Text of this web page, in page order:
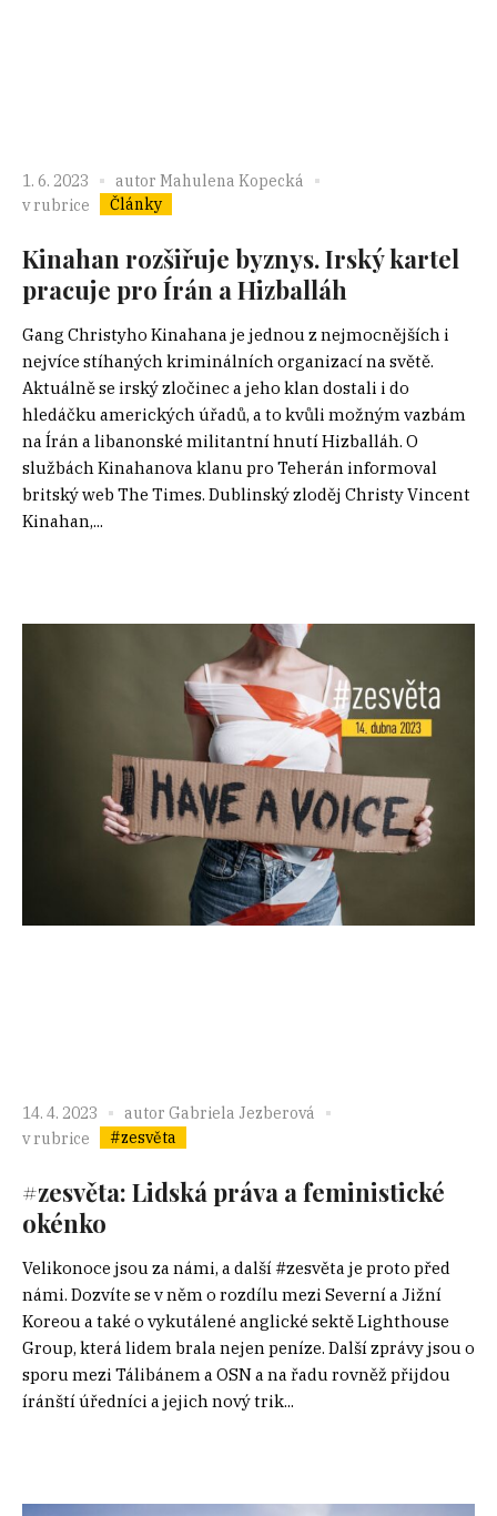
1. 6. 2023 autor Mahulena Kopecká
v rubrice
Články
Kinahan rozšiřuje byznys. Irský kartel
pracuje pro Írán a Hizballáh
Gang Christyho Kinahana je jednou z nejmocnějších i
nejvíce stíhaných kriminálních organizací na světě.
Aktuálně se irský zločinec a jeho klan dostali i do
hledáčku amerických úřadů, a to kvůli možným vazbám
na Írán a libanonské militantní hnutí Hizballáh. O
službách Kinahanova klanu pro Teherán informoval
britský web The Times. Dublinský zloděj Christy Vincent
Kinahan,...
14. 4. 2023 autor Gabriela Jezberová
v rubrice
#zesvěta
#zesvěta: Lidská práva a feministické
okénko
Velikonoce jsou za námi, a další #zesvěta je proto před
námi. Dozvíte se v něm o rozdílu mezi Severní a Jižní
Koreou a také o vykutálené anglické sektě Lighthouse
Group, která lidem brala nejen peníze. Další zprávy jsou o
sporu mezi Tálibánem a OSN a na řadu rovněž přijdou
íránští úředníci a jejich nový trik...